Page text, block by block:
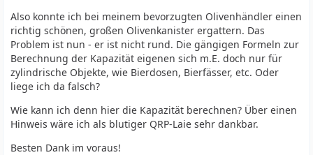
Also konnte ich bei meinem bevorzugten Olivenhändler einen
richtig schönen, großen Olivenkanister ergattern. Das
Problem ist nun - er ist nicht rund. Die gängigen Formeln zur
Berechnung der Kapazität eigenen sich m.E. doch nur für
zylindrische Objekte, wie Bierdosen, Bierfässer, etc. Oder
liege ich da falsch?
Wie kann ich denn hier die Kapazität berechnen? Über einen
Hinweis wäre ich als blutiger QRP-Laie sehr dankbar.
Besten Dank im voraus!